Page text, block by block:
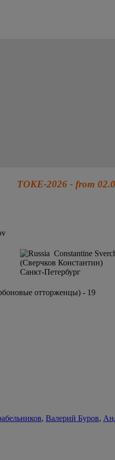
TOKE-2026 - from
Constantine
(Сверчков Константин)
Санкт-Петербург
отторженцы) - 19
, Валерий Буров,